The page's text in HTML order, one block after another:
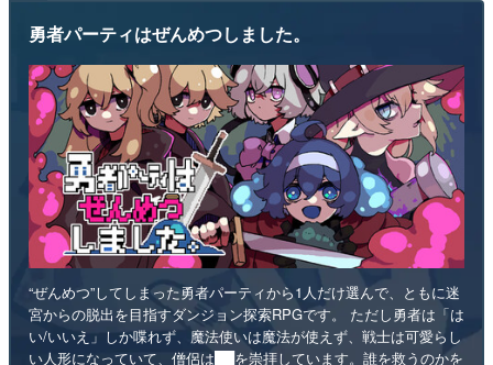
“ぜんめつ”してしまった勇者パーティから1人だけ選んで、ともに迷
宮からの脱出を目指すダンジョン探索RPGです。 ただし勇者は「は
い/いいえ」しか喋れず、魔法使いは魔法が使えず、戦士は可愛らし
い人形になっていて、僧侶は██を崇拝しています。誰を救うのかを
選ぶのは、あなたです。
インディー RPG